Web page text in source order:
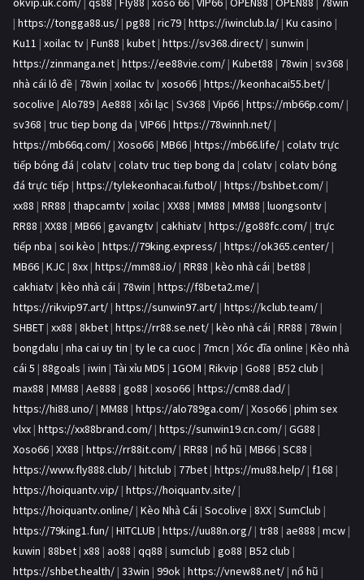
| https://tongga88.us/ | pg88 | ric79 | https://iwinclub.la/ | Ku casino |
Ku11 | xoilac tv | Fun88 | kubet | https://sv368.direct/ | sunwin |
https://zinmanga.net | https://ee88vie.com/ | Kubet88 | 78win | sv368 |
nhà cái lô đề | 78win | xoilac tv | xoso66 | https://keonhacai55.bet/ |
socolive | Alo789 | Ae888 | xôi lạc | Sv368 | Vip66 | https://mb66p.com/ |
sv368 | truc tiep bong da | VIP66 | https://78winnh.net/ |
https://mb66q.com/ | Xoso66 | MB66 | https://mb66.life/ | colatv trực
tiếp bóng đá | colatv | colatv truc tiep bong da | colatv | colatv bóng
đá trực tiếp | https://tylekeonhacai.futbol/ | https://bshbet.com/ |
xx88 | RR88 | thapcamtv | xoilac | XX88 | MM88 | MM88 | luongsontv |
RR88 | XX88 | MB66 | gavangtv | cakhiatv | https://go88fc.com/ | trực
tiếp nba | soi kèo | https://79king.express/ | https://ok365.center/ |
MB66 | KJC | 8xx | https://mm88.io/ | RR88 | kèo nhà cái | bet88 |
cakhiatv | kèo nhà cái | 78win | https://f8beta2.me/ |
https://rikvip97.art/ | https://sunwin97.art/ | https://kclub.team/ |
SHBET | xx88 | 8kbet | https://rr88.se.net/ | kèo nhà cái | RR88 | 78win |
bongdalu | nha cai uy tin | ty le ca cuoc | 7mcn | Xóc đĩa online | Kèo nhà
cái 5 | 88goals | iwin | Tài xỉu MD5 | 1GOM | Rikvip | Go88 | B52 club |
max88 | MM88 | Ae888 | go88 | xoso66 | https://cm88.dad/ |
https://hi88.uno/ | MM88 | https://alo789ga.com/ | Xoso66 | phim sex
vlxx | https://xx88brand.com/ | https://sunwin19.cn.com/ | GG88 |
Xoso66 | XX88 | https://rr88it.com/ | RR88 | nổ hũ | MB66 | SC88 |
https://www.fly888.club/ | hitclub | 77bet | https://mu88.help/ | f168 |
https://hoiquantv.vip/ | https://hoiquantv.site/ |
https://hoiquantv.online/ | Kèo Nhà Cái | Socolive | 8XX | SumClub |
https://79king1.fun/ | HITCLUB | https://uu88n.org/ | tr88 | ae888 | mcw |
kuwin | 88bet | x88 | ao88 | qq88 | sumclub | go88 | B52 club |
https://shbet.health/ | 33win | 99ok | https://vnew88.net/ | nổ hũ |